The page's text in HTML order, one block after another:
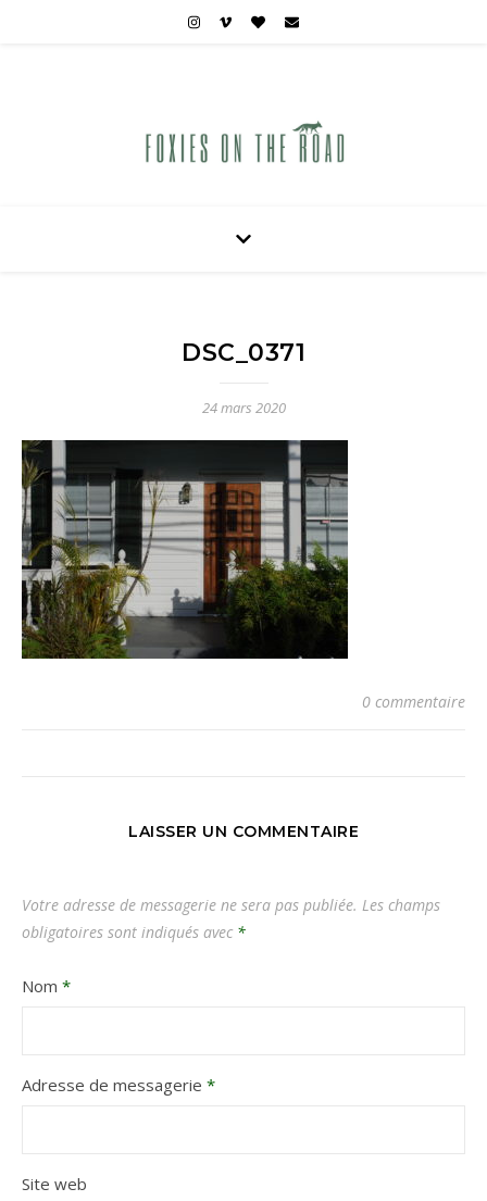
DSC_0371
24 mars 2020
0 commentaire
LAISSER UN COMMENTAIRE
Votre adresse de messagerie ne sera pas publiée. Les champs
obligatoires sont indiqués avec *
Nom *
Adresse de messagerie *
Site web